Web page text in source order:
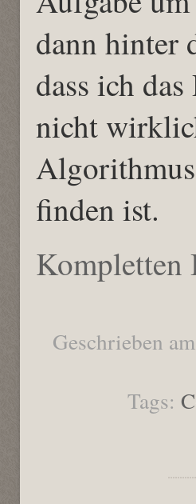
dann hinter
dass ich
nicht
finden ist.
Kompletten
Geschrieben
Tags: